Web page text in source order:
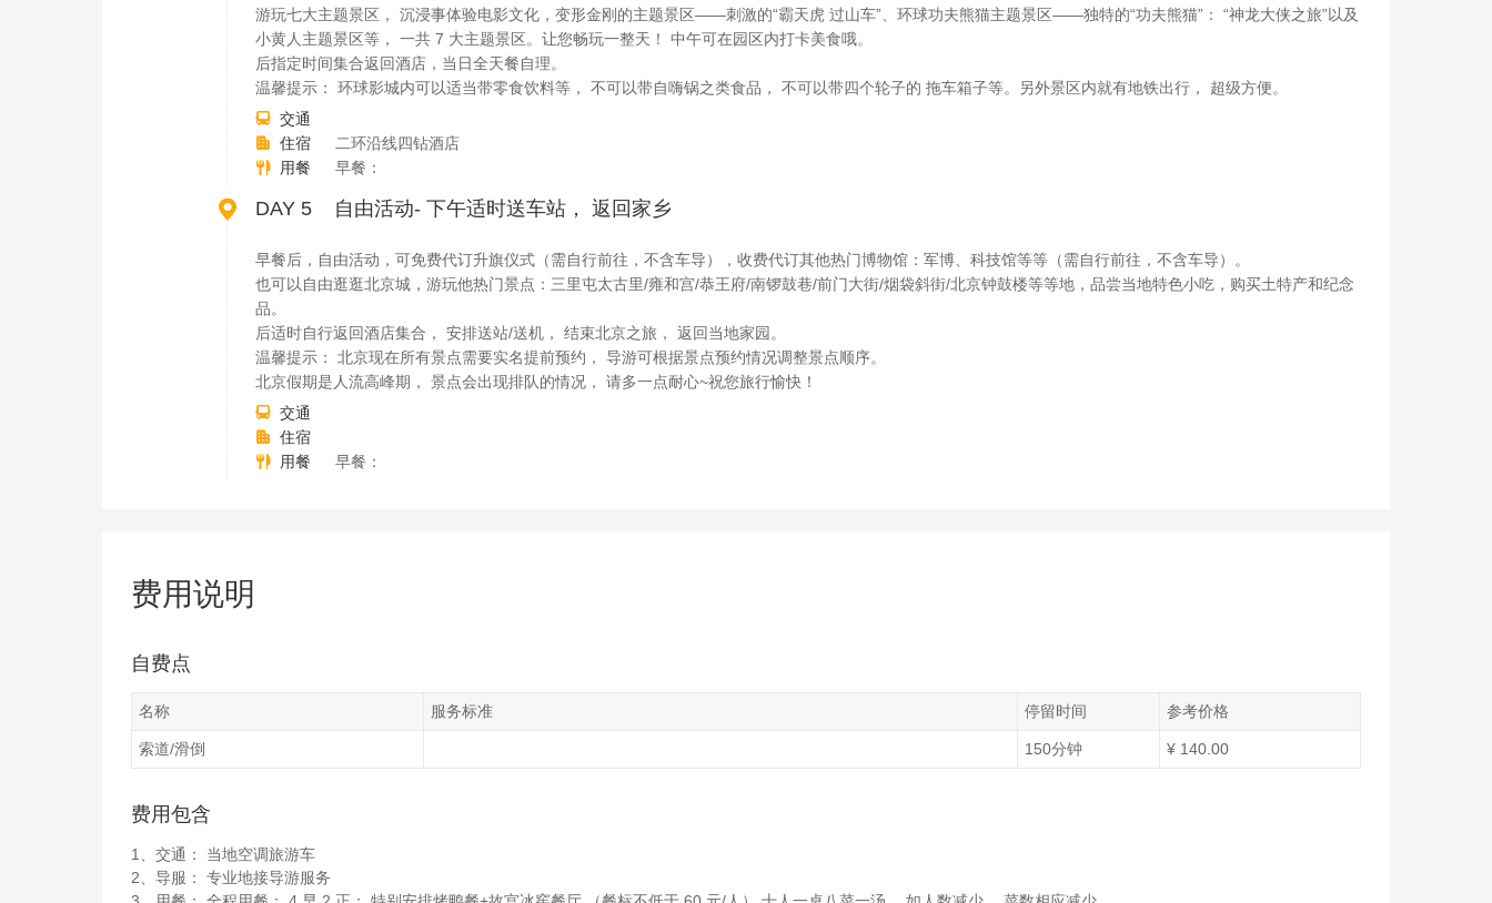
游玩七大主题景区， 沉浸事体验电影文化，变形金刚的主题景区——刺激的“霸天虎 过山车”、环球功夫熊猫主题景区——独特的“功夫熊猫”： “神龙大侠之旅”以及
小黄人主题景区等， 一共 7 大主题景区。让您畅玩一整天！ 中午可在园区内打卡美食哦。
后指定时间集合返回酒店，当日全天餐自理。
温馨提示： 环球影城内可以适当带零食饮料等， 不可以带自嗨锅之类食品， 不可以带四个轮子的 拖车箱子等。另外景区内就有地铁出行， 超级方便。
 交通
 住宿 二环沿线四钻酒店
 用餐 早餐：
 DAY 5 自由活动- 下午适时送车站， 返回家乡
早餐后，自由活动，可免费代订升旗仪式（需自行前往，不含车导），收费代订其他热门博物馆：军博、科技馆等等（需自行前往，不含车导）。
也可以自由逛逛北京城，游玩他热门景点：三里屯太古里/雍和宫/恭王府/南锣鼓巷/前门大街/烟袋斜街/北京钟鼓楼等等地，品尝当地特色小吃，购买土特产和纪念
品。
后适时自行返回酒店集合， 安排送站/送机， 结束北京之旅， 返回当地家园。
温馨提示： 北京现在所有景点需要实名提前预约， 导游可根据景点预约情况调整景点顺序。
北京假期是人流高峰期， 景点会出现排队的情况， 请多一点耐心~祝您旅行愉快！
 交通
 住宿
 用餐 早餐：
费用说明
自费点
名称 服务标准 停留时间 参考价格
索道/滑倒 150分钟 ¥ 140.00
费用包含
1、交通： 当地空调旅游车
2、导服： 专业地接导游服务